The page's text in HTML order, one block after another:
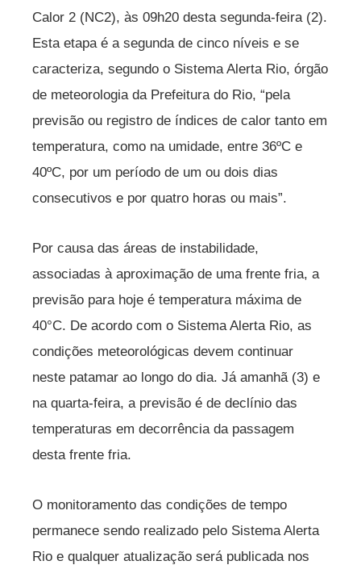
Calor 2 (NC2), às 09h20 desta segunda-feira (2).
Esta etapa é a segunda de cinco níveis e se
caracteriza, segundo o Sistema Alerta Rio, órgão
de meteorologia da Prefeitura do Rio, “pela
previsão ou registro de índices de calor tanto em
temperatura, como na umidade, entre 36ºC e
40ºC, por um período de um ou dois dias
consecutivos e por quatro horas ou mais”.
Por causa das áreas de instabilidade,
associadas à aproximação de uma frente fria, a
previsão para hoje é temperatura máxima de
40°C. De acordo com o Sistema Alerta Rio, as
condições meteorológicas devem continuar
neste patamar ao longo do dia. Já amanhã (3) e
na quarta-feira, a previsão é de declínio das
temperaturas em decorrência da passagem
desta frente fria.
O monitoramento das condições de tempo
permanece sendo realizado pelo Sistema Alerta
Rio e qualquer atualização será publicada nos